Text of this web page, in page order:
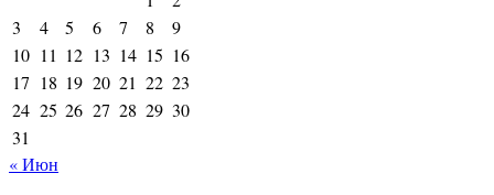
3
4 5 6 7 8
9
10 11 12 13 14 15 16
17 18 19 20 21 22 23
24 25 26 27 28 29 30
31
« Июн